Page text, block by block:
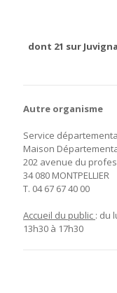
dont 21 sur
Autre organisme
Service
Maison
202 avenue du
34 080 MONTPELLIER
T. 04 67 67 40 00
Accueil du public : du
13h30 à 17h30